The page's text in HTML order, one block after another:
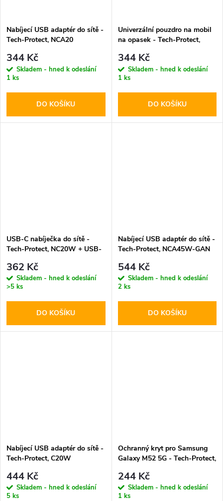
Nabíjecí USB adaptér do sítě -
Tech-Protect, NCA20
344 Kč
Skladem - hned k odeslání
1 ks
DO KOŠÍKU
Univerzální pouzdro na mobil
na opasek - Tech-Protect,
344 Kč
Skladem - hned k odeslání
1 ks
DO KOŠÍKU
USB-C nabíječka do sítě -
Tech-Protect, NC20W + USB-
362 Kč
Skladem - hned k odeslání
>5 ks
DO KOŠÍKU
Nabíjecí USB adaptér do sítě -
Tech-Protect, NCA45W-GAN
kabel
544 Kč
Skladem - hned k odeslání
2 ks
DO KOŠÍKU
Nabíjecí USB adaptér do sítě -
Tech-Protect, C20W
444 Kč
Skladem - hned k odeslání
5 ks
Ochranný kryt pro Samsung
Galaxy M52 5G - Tech-Protect,
244 Kč
Skladem - hned k odeslání
1 ks